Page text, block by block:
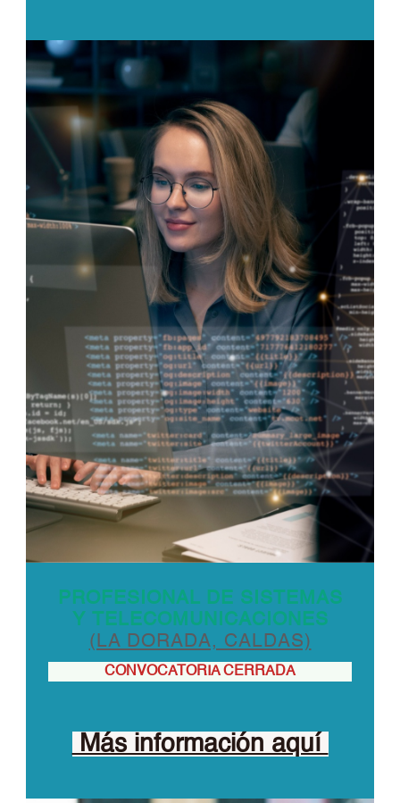
PROFESIONAL DE SISTEMAS
Y TELECOMUNICACIONES
(LA DORADA, CALDAS)
CONVOCATORIA CERRADA
Más información aquí